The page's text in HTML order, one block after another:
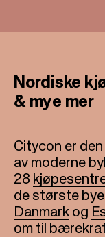
Nordiske
& mye mer
Citycon er
av moderne
28
de største
Danmark og
om til